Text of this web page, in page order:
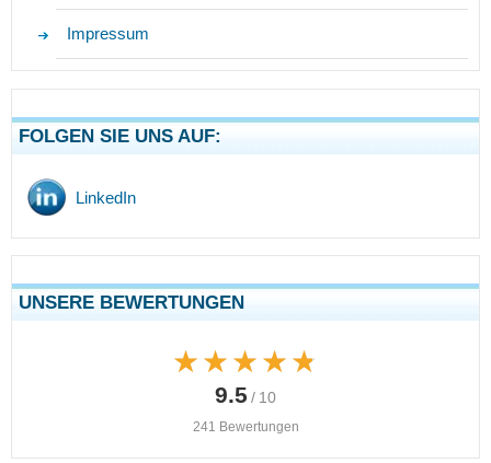
Impressum
FOLGEN SIE UNS AUF:
LinkedIn
UNSERE BEWERTUNGEN
★★★★★
★★★★★
9.5 / 10
241 Bewertungen